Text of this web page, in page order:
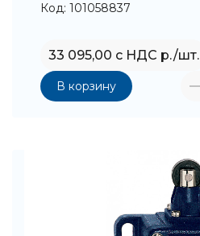
Код: 101058837
33 095,00 с НДС р./шт.
В корзину